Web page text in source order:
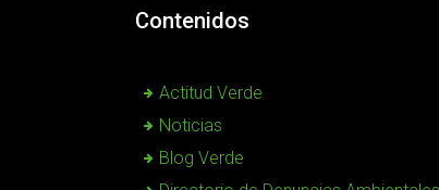
Contenidos
Actitud Verde
Noticias
Blog Verde